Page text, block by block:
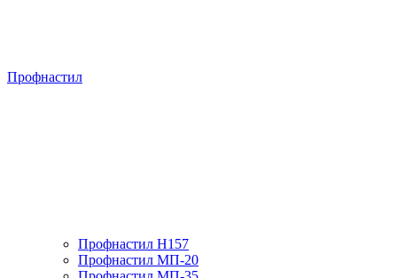
Профнастил
Профнастил H157
Профнастил МП-20